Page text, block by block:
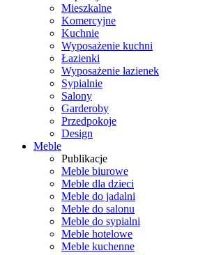
Mieszkalne
Komercyjne
Kuchnie
Wyposażenie kuchni
Łazienki
Wyposażenie łazienek
Sypialnie
Salony
Garderoby
Przedpokoje
Design
Meble
Publikacje
Meble biurowe
Meble dla dzieci
Meble do jadalni
Meble do salonu
Meble do sypialni
Meble hotelowe
Meble kuchenne